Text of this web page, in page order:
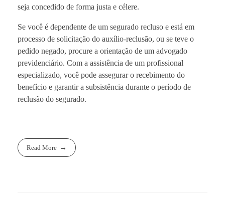
seja concedido de forma justa e célere.
Se você é dependente de um segurado recluso e está em
processo de solicitação do auxílio-reclusão, ou se teve o
pedido negado, procure a orientação de um advogado
previdenciário. Com a assistência de um profissional
especializado, você pode assegurar o recebimento do
benefício e garantir a subsistência durante o período de
reclusão do segurado.
Read More